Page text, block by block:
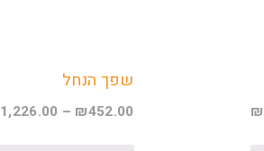
שפך הנחל
₪452.00
–
1,226.00 ₪